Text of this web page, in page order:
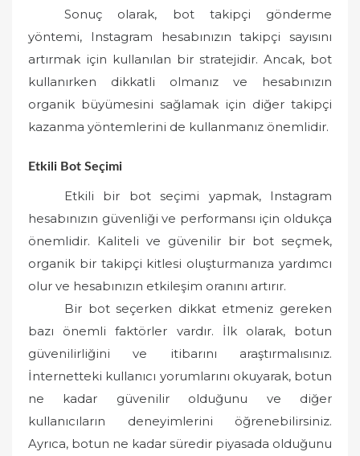
Sonuç olarak, bot takipçi gönderme
yöntemi, Instagram hesabınızın takipçi sayısını
artırmak için kullanılan bir stratejidir. Ancak, bot
kullanırken dikkatli olmanız ve hesabınızın
organik büyümesini sağlamak için diğer takipçi
kazanma yöntemlerini de kullanmanız önemlidir.
Etkili Bot Seçimi
Etkili bir bot seçimi yapmak, Instagram
hesabınızın güvenliği ve performansı için oldukça
önemlidir. Kaliteli ve güvenilir bir bot seçmek,
organik bir takipçi kitlesi oluşturmanıza yardımcı
olur ve hesabınızın etkileşim oranını artırır.
Bir bot seçerken dikkat etmeniz gereken
bazı önemli faktörler vardır. İlk olarak, botun
güvenilirliğini ve itibarını araştırmalısınız.
İnternetteki kullanıcı yorumlarını okuyarak, botun
ne kadar güvenilir olduğunu ve diğer
kullanıcıların deneyimlerini öğrenebilirsiniz.
Ayrıca, botun ne kadar süredir piyasada olduğunu